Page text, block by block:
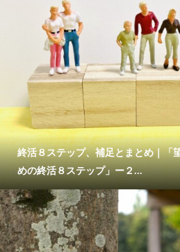
終活８ステップ、補足とまとめ｜「
めの終活８ステップ」ー２...